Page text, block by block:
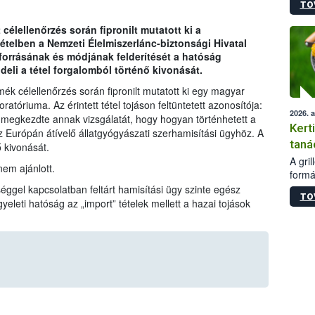
során fipronilt mutatott ki a
a Nemzeti Élelmiszerlánc-biztonsági Hivatal
és módjának felderítését a hatóság
a tétel forgalomból történő kivonását.
célellenőrzés során fipronilt mutatott ki egy magyar
Az érintett tétel tojáson feltüntetett azonosítója:
annak vizsgálatát, hogy hogyan történhetett a
átívelő állatgyógyászati szerhamisítási ügyhöz. A
ajánlott.
kapcsolatban feltárt hamisítási ügy szinte egész
hatóság az „import” tételek mellett a hazai tojások
Az
2026.
A